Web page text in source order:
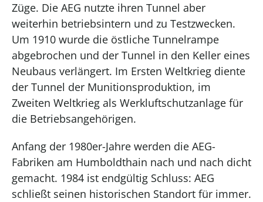
Züge. Die AEG nutzte ihren Tunnel aber
weiterhin betriebsintern und zu Testzwecken.
Um 1910 wurde die östliche Tunnelrampe
abgebrochen und der Tunnel in den Keller eines
Neubaus verlängert. Im Ersten Weltkrieg diente
der Tunnel der Munitionsproduktion, im
Zweiten Weltkrieg als Werkluftschutzanlage für
die Betriebsangehörigen.
Anfang der 1980er-Jahre werden die AEG-
Fabriken am Humboldthain nach und nach dicht
gemacht. 1984 ist endgültig Schluss: AEG
schließt seinen historischen Standort für immer.